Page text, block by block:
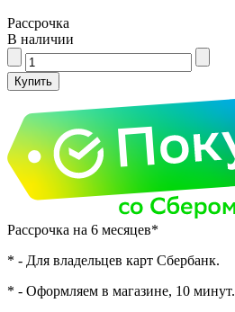
Рассрочка
В наличии
Рассрочка на 6 месяцев*
* - Для владельцев карт Сбербанк.
* - Оформляем в магазине, 10 минут.